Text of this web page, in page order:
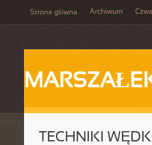
Strona główna Archiwum
TECHNIKI